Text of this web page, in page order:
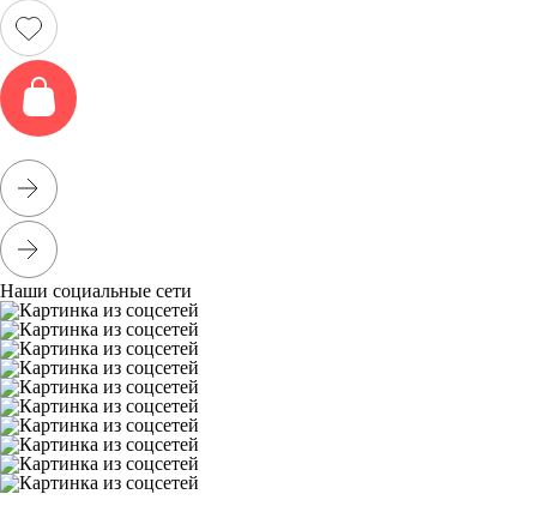
Наши социальные сети